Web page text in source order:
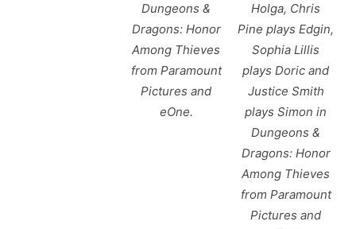
Dungeons &
Dragons: Honor
Among Thieves
from Paramount
Pictures and
eOne.
Holga, Chris
Pine plays Edgin,
Sophia Lillis
plays Doric and
Justice Smith
plays Simon in
Dungeons &
Dragons: Honor
Among Thieves
from Paramount
Pictures and